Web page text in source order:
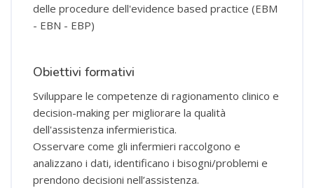
delle procedure dell'evidence based practice (EBM
- EBN - EBP)
Obiettivi formativi
Sviluppare le competenze di ragionamento clinico e
decision-making per migliorare la qualità
dell'assistenza infermieristica.
Osservare come gli infermieri raccolgono e
analizzano i dati, identificano i bisogni/problemi e
prendono decisioni nell’assistenza.